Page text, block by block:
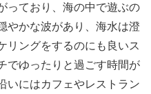
っており、海の中で遊ぶの
やかな波があり、海水は澄
リングをするのにも良いス
でゆったりと過ごす時間が
いにはカフェやレストラン